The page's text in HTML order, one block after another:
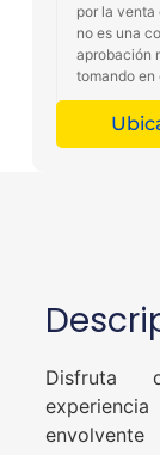
por la venta
no es una
aprobación
tomando en
Disfruta